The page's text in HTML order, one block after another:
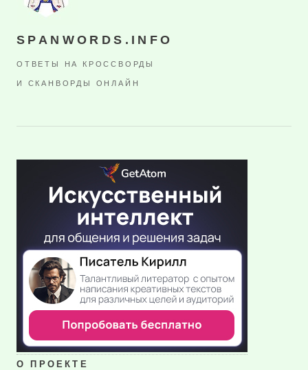
SPANWORDS.INFO
ОТВЕТЫ НА КРОССВОРДЫ
И СКАНВОРДЫ ОНЛАЙН
О ПРОЕКТЕ